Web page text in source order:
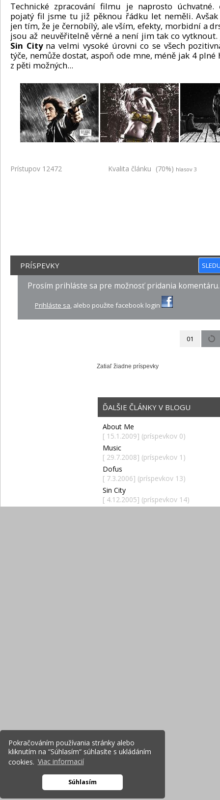
Pokračováním používania stránky alebo
kliknutím na “Súhlasím“ súhlasíte s ukládáním
cookies. Viac informacií
Súhlasím
Technické zpracování filmu je naprosto úchvatné.
pojatý fil jsme tu již pěknou řádku let neměli. Avšak
jen tím, že je černobílý, ale vším, efekty, morbidní a
jsou až neuvěřitelně věrné a není jim tak co vytknout.
Sin City na velmi vysoké úrovni co se všech
týče, nemůže dostat, aspoň ode mne, méně jak 4 plné
z pěti možných...
Prístupov 12472 Kvalita článku (70%) hlasov 3
PRÍSPEVKY
Prosím prihláste sa pre možnosť pridania komentáru.
Prihláste sa, alebo použite facebook login
01
Zatiaľ žiadne príspevky
ĎALŠIE ČLÁNKY V BLOGU
About Me
[ 15.1.2009] (príspevkov 0)
Music
[ 29.7.2008] (príspevkov 1)
Dofus
[ 7.3.2006] (príspevkov 13)
Sin City
[ 4.12.2005] (príspevkov 14)